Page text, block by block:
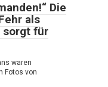
Die
als
sorgt für
waren
Fotos von